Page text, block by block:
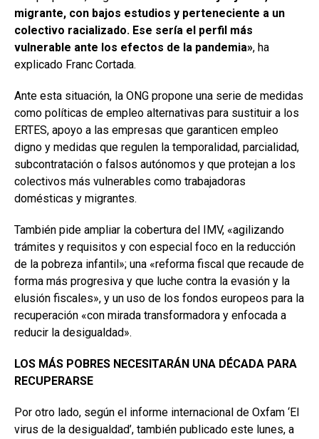
migrante, con bajos estudios y perteneciente a un
colectivo racializado. Ese sería el perfil más
vulnerable ante los efectos de la pandemia», ha
explicado Franc Cortada.
Ante esta situación, la ONG propone una serie de medidas
como políticas de empleo alternativas para sustituir a los
ERTES, apoyo a las empresas que garanticen empleo
digno y medidas que regulen la temporalidad, parcialidad,
subcontratación o falsos autónomos y que protejan a los
colectivos más vulnerables como trabajadoras
domésticas y migrantes.
También pide ampliar la cobertura del IMV, «agilizando
trámites y requisitos y con especial foco en la reducción
de la pobreza infantil»; una «reforma fiscal que recaude de
forma más progresiva y que luche contra la evasión y la
elusión fiscales», y un uso de los fondos europeos para la
recuperación «con mirada transformadora y enfocada a
reducir la desigualdad».
LOS MÁS POBRES NECESITARÁN UNA DÉCADA PARA
RECUPERARSE
Por otro lado, según el informe internacional de Oxfam ‘El
virus de la desigualdad’, también publicado este lunes, a